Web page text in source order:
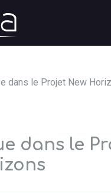
dans le Projet New
dans le